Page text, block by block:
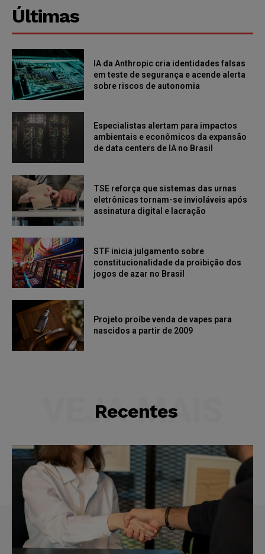
Últimas
IA da Anthropic cria identidades falsas
em teste de segurança e acende alerta
sobre riscos de autonomia
Especialistas alertam para impactos
ambientais e econômicos da expansão
de data centers de IA no Brasil
TSE reforça que sistemas das urnas
eletrônicas tornam-se invioláveis após
assinatura digital e lacração
STF inicia julgamento sobre
constitucionalidade da proibição dos
jogos de azar no Brasil
Projeto proíbe venda de vapes para
nascidos a partir de 2009
Recentes
VEJA MAIS